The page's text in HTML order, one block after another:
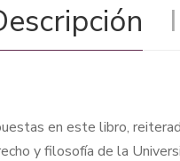
en este libro,
y filosofía de la